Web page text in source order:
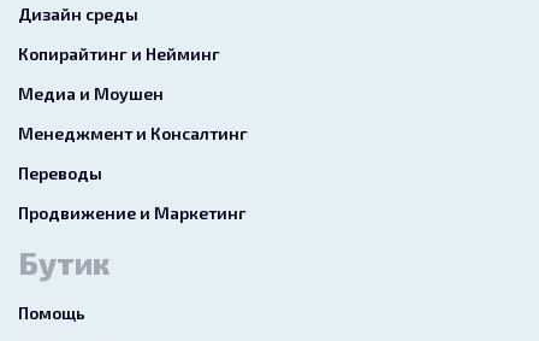
Дизайн среды
Копирайтинг и Нейминг
Медиа и Моушен
Менеджмент и Консалтинг
Переводы
Продвижение и Маркетинг
Бутик
Помощь